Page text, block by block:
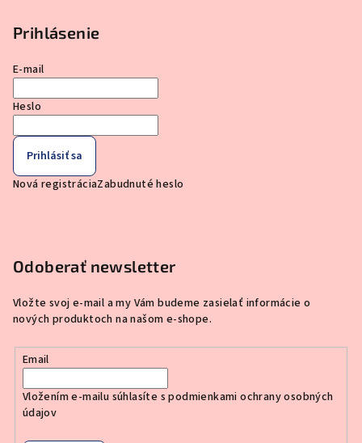
Prihlásenie
E-mail
Heslo
Prihlásiť sa
Nová registráciaZabudnuté heslo
Odoberať newsletter
Vložte svoj e-mail a my Vám budeme zasielať informácie o
nových produktoch na našom e-shope.
Email
Vložením e-mailu súhlasíte spodmienkami ochrany osobných
údajov